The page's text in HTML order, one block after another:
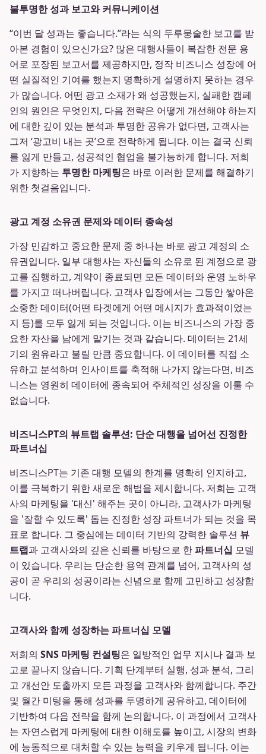
불투명한 성과 보고와 커뮤니케이션
“이번 달 성과는 좋습니다.”라는 식의 두루뭉술한 보고를 받
아본 경험이 있으신가요? 많은 대행사들이 복잡한 전문 용
어로 포장된 보고서를 제공하지만, 정작 비즈니스 성장에 어
떤 실질적인 기여를 했는지 명확하게 설명하지 못하는 경우
가 많습니다. 어떤 광고 소재가 왜 성공했는지, 실패한 캠페
인의 원인은 무엇인지, 다음 전략은 어떻게 개선해야 하는지
에 대한 깊이 있는 분석과 투명한 공유가 없다면, 고객사는
그저 ‘광고비 내는 곳’으로 전락하게 됩니다. 이는 결국 신뢰
를 잃게 만들고, 성공적인 협업을 불가능하게 합니다. 저희
가 지향하는 투명한 마케팅은 바로 이러한 문제를 해결하기
위한 첫걸음입니다.
광고 계정 소유권 문제와 데이터 종속성
가장 민감하고 중요한 문제 중 하나는 바로 광고 계정의 소
유권입니다. 일부 대행사는 자신들의 소유로 된 계정으로 광
고를 집행하고, 계약이 종료되면 모든 데이터와 운영 노하우
를 가지고 떠나버립니다. 고객사 입장에서는 그동안 쌓아온
소중한 데이터(어떤 타겟에게 어떤 메시지가 효과적이었는
지 등)를 모두 잃게 되는 것입니다. 이는 비즈니스의 가장 중
요한 자산을 남에게 맡기는 것과 같습니다. 데이터는 21세
기의 원유라고 불릴 만큼 중요합니다. 이 데이터를 직접 소
유하고 분석하며 인사이트를 축적해 나가지 않는다면, 비즈
니스는 영원히 데이터에 종속되어 주체적인 성장을 이룰 수
없습니다.
비즈니스PT의 뷰트랩 솔루션: 단순 대행을 넘어선 진정한
파트너십
비즈니스PT는 기존 대행 모델의 한계를 명확히 인지하고,
이를 극복하기 위한 새로운 해법을 제시합니다. 저희는 고객
사의 마케팅을 '대신' 해주는 곳이 아니라, 고객사가 마케팅
을 '잘할 수 있도록' 돕는 진정한 성장 파트너가 되는 것을 목
표로 합니다. 그 중심에는 데이터 기반의 강력한 솔루션 뷰
트랩과 고객사와의 깊은 신뢰를 바탕으로 한파트너십 모델
이 있습니다. 우리는 단순한 용역 관계를 넘어, 고객사의 성
공이 곧 우리의 성공이라는 신념으로 함께 고민하고 성장합
니다.
고객사와 함께 성장하는 파트너십 모델
저희의 SNS 마케팅 컨설팅은 일방적인 업무 지시나 결과 보
고로 끝나지 않습니다. 기획 단계부터 실행, 성과 분석, 그리
고 개선안 도출까지 모든 과정을 고객사와 함께합니다. 주간
및 월간 미팅을 통해 성과를 투명하게 공유하고, 데이터에
기반하여 다음 전략을 함께 논의합니다. 이 과정에서 고객사
는 자연스럽게 마케팅에 대한 이해도를 높이고, 시장의 변화
에 능동적으로 대처할 수 있는 능력을 키우게 됩니다. 이는